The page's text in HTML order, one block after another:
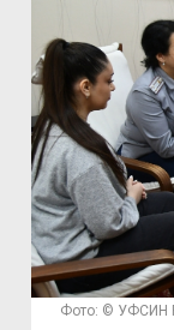
Фото: © УФСИН